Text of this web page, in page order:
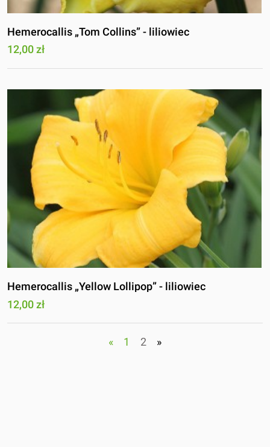
Hemerocallis „Tom Collins” - liliowiec
12,00 zł
Hemerocallis „Yellow Lollipop” - liliowiec
12,00 zł
« 1 2 »